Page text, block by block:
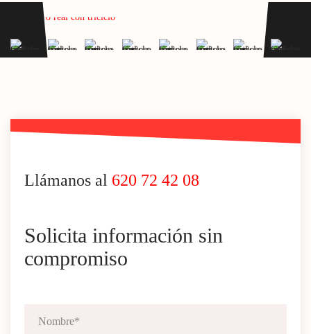
Llámanos al 620 72 42 08
Solicita información sin
compromiso